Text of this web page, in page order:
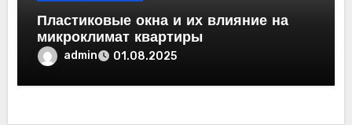
Пластиковые окна и их влияние на
микроклимат квартиры
admin 01.08.2025